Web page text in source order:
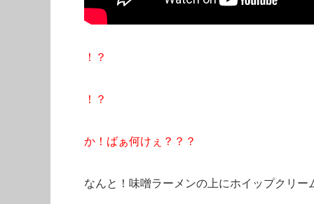
！？
！？
か！ばぁ何けぇ？？？
なんと！味噌ラーメンの上にホイップクリー